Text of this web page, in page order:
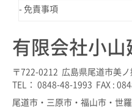
免責事項
有限会社小山
〒722-0212 広島県尾道市美ノ
TEL： 0848-48-1993 FAX :
尾道市・三原市・福山市・世